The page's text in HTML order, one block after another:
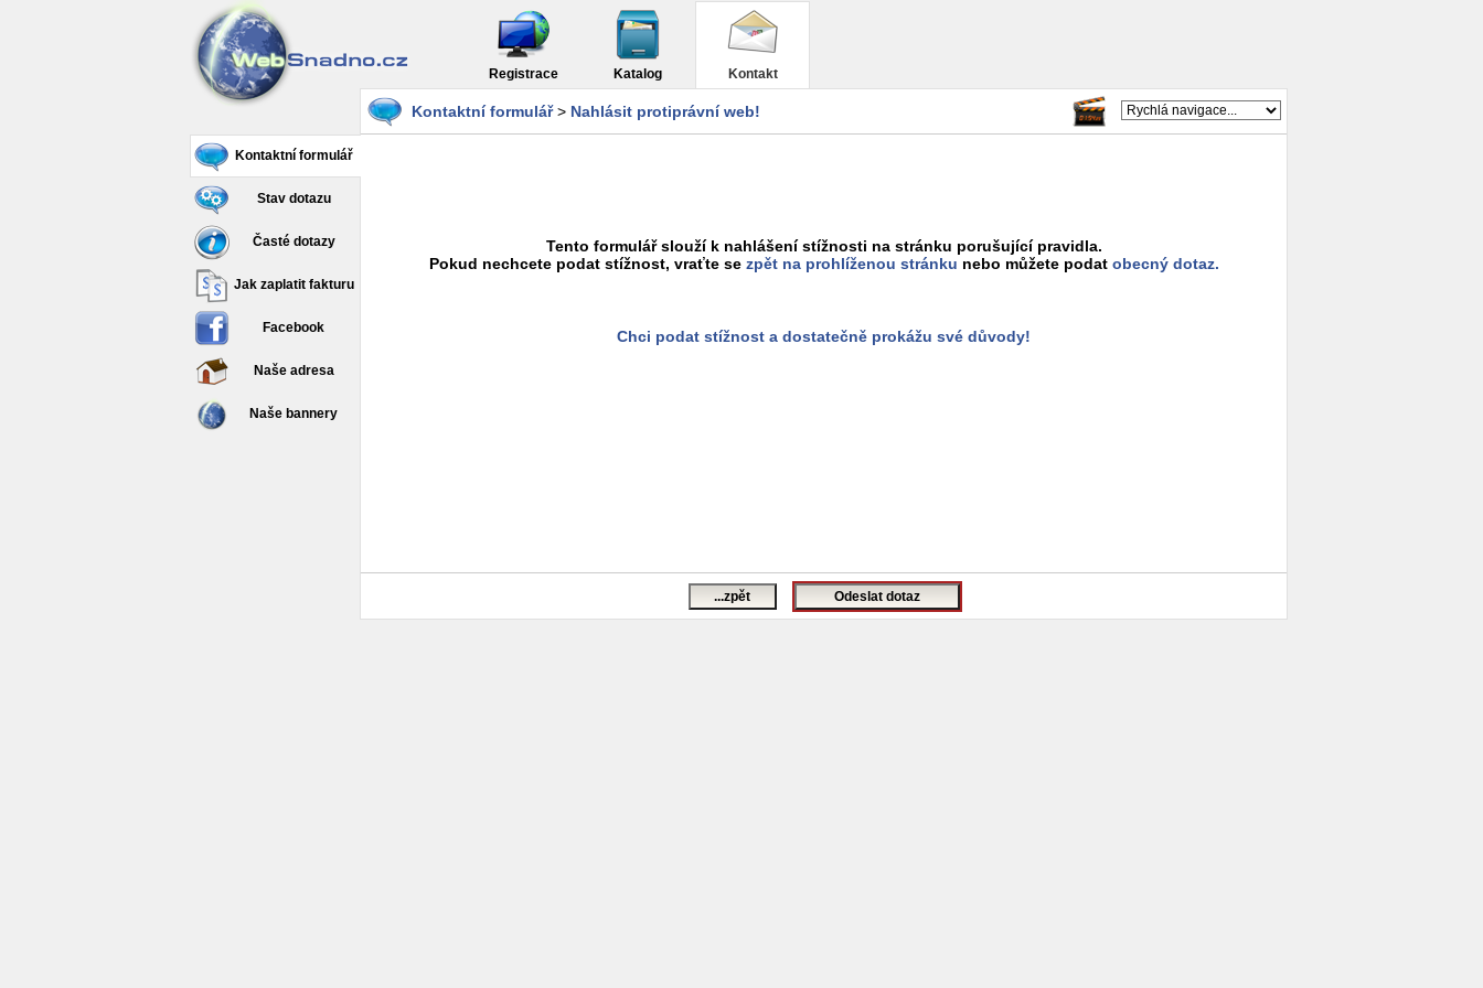
Registrace Katalog Kontakt
Kontaktní formulář
Stav dotazu
Časté dotazy
Jak zaplatit fakturu
Facebook
Naše adresa
Naše bannery
Kontaktní formulář> Nahlásit protiprávní web!
Tento formulář slouží k nahlášení stížnosti na stránku porušující pravidla.
Pokud nechcete podat stížnost, vraťte se zpět na prohlíženou stránku nebo můžete podat obecný dotaz.
Chci podat stížnost a dostatečně prokážu své důvody!